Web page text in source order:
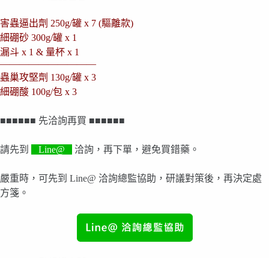
害蟲逼出劑 250g/罐 x 7 (驅離款)
細硼砂 300g/罐 x 1
漏斗 x 1 & 量杯 x 1
——————————
蟲巢攻堅劑 130g/罐 x 3
細硼酸 100g/包 x 3
■■■■■■ 先洽詢再買 ■■■■■■
請先到 Line@ 洽詢，再下單，避免買錯藥。
嚴重時，可先到 Line@ 洽詢總監協助，研議對策後，再決定處
方箋。